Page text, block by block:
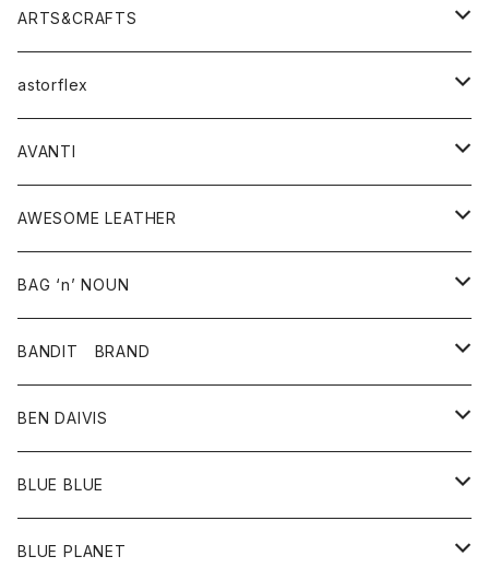
シャツ・ブラウス
パンツ
スカート
ワンピース・オールインワン
バッグ
シューズ
アクセサリー
その他雑貨
アウター
コート
ジャケット
トップス
ベスト
シャツ
ワンピース
ボトム
スカート
パンツ
グッズ
靴
ARTS&CRAFTS
アクセサリー
ウォレット
バッグ
astorflex
グッズ
靴
AVANTI
シャツ
AWESOME LEATHER
アウター
革ジャケット
BAG ‘n’ NOUN
アクセサリー
バッグ
ポーチ
BANDIT BRAND
トップス
Ｔシャツ
BEN DAIVIS
ポトム
パンツ
BLUE BLUE
アウター
BLUE PLANET